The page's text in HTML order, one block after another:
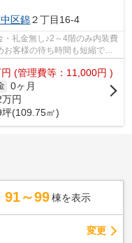
区錦２丁目16-4
礼金無し♪2～4階のみ内装費
客様の待ち時間も短縮でき
円 (管理費等：11,000円 )
0ヶ月
万円
(109.75㎡)
91～99 棟を表示
変更